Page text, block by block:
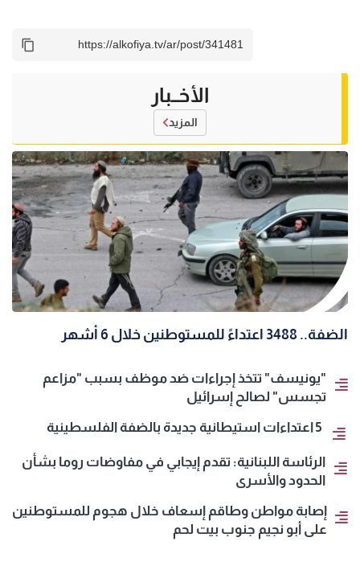
الأخــبار
المزيد
الضفة.. 3488 اعتداءً للمستوطنين خلال 6 أشهر
"يونيسف" تتخذ إجراءات ضد موظف بسبب "مزاعم
تجسس" لصالح إسرائيل
5 اعتداءات استيطانية جديدة بالضفة الفلسطينية
الرئاسة اللبنانية: تقدم إيجابي في مفاوضات روما بشأن
الحدود والأسرى
إصابة مواطن وطاقم إسعاف خلال هجوم للمستوطنين
على أبو نجيم جنوب بيت لحم